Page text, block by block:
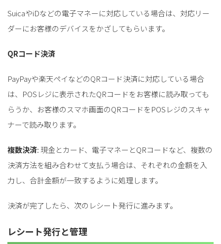
SuicaやiDなどの電子マネーに対応している場合は、対応リー
ダーにお客様のデバイスをかざしてもらいます。
QRコード決済
PayPayや楽天ペイなどのQRコード決済に対応している場合
は、POSレジに表示されたQRコードをお客様に読み取っても
らうか、お客様のスマホ画面のQRコードをPOSレジのスキャ
ナーで読み取ります。
複数決済: 現金とカード、電子マネーとQRコードなど、複数の
決済方法を組み合わせて支払う場合は、それぞれの金額を入
力し、合計金額が一致するように処理します。
決済が完了したら、次のレシート発行に進みます。
レシート発行と管理